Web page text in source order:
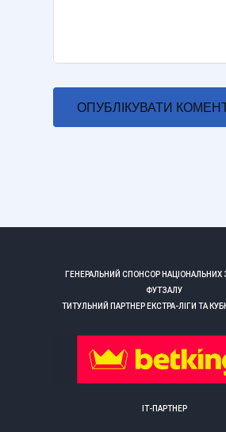
ГЕНЕРАЛЬНИЙ СПОНСОР НАЦІОНАЛЬНИХ
ФУТЗАЛУ
ТИТУЛЬНИЙ ПАРТНЕР ЕКСТРА-ЛІГИ ТА
ІТ-ПАРТНЕР